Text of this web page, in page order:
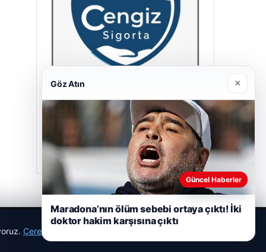
Cengiz Sigorta
Çerez Politikamız
Göz Atın ×
Güncel Haberler
Maradona’nın ölüm sebebi ortaya çıktı! İki
doktor hakim karşısına çıktı